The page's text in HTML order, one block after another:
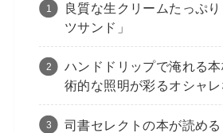
良質な生クリームたっぷ
ツサンド」
ハンドドリップで淹れる
術的な照明が彩るオシャ
司書セレクトの本が読め